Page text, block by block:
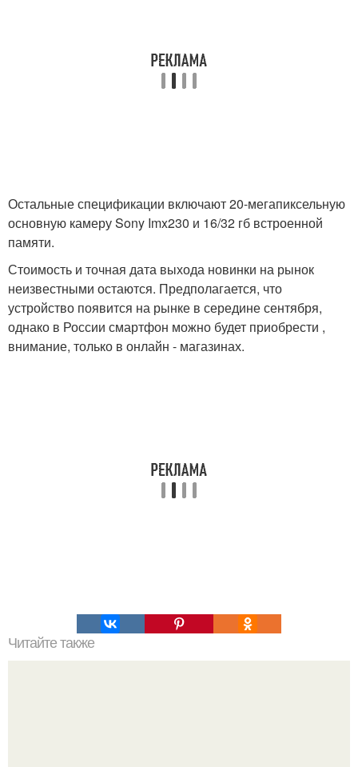
Остальные спецификации включают 20-мегапиксельную
основную камеру Sony Imx230 и 16/32 гб встроенной
памяти.
Стоимость и точная дата выхода новинки на рынок
неизвестными остаются. Предполагается, что
устройство появится на рынке в середине сентября,
однако в России смартфон можно будет приобрести ,
внимание, только в онлайн - магазинах.
Читайте также